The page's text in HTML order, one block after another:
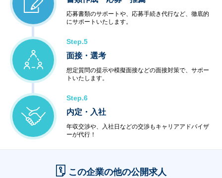
応募書類のサポートや、応募手続き代行など、徹底的
にサポートいたします。
Step.5
面接・選考
想定質問の提示や模擬面接などの面接対策で、サポー
トいたします。
Step.6
内定・入社
年収交渉や、入社日などの交渉もキャリアアドバイザ
ーが代行！
この企業の他の公開求人